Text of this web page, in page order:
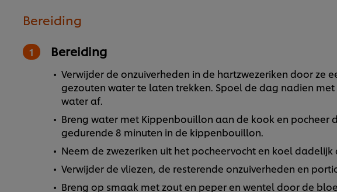
Bereiding
Bereiding
Verwijder de onzuiverheden in de hartzwezeriken door ze
gezouten water te laten trekken. Spoel de dag nadien
water af.
Breng water met Kippenbouillon aan de kook en pocheer
gedurende 8 minuten in de kippenbouillon.
Neem de zwezeriken uit het pocheervocht en koel dadelijk
Verwijder de vliezen, de resterende onzuiverheden en
Breng op smaak met zout en peper en wentel door de